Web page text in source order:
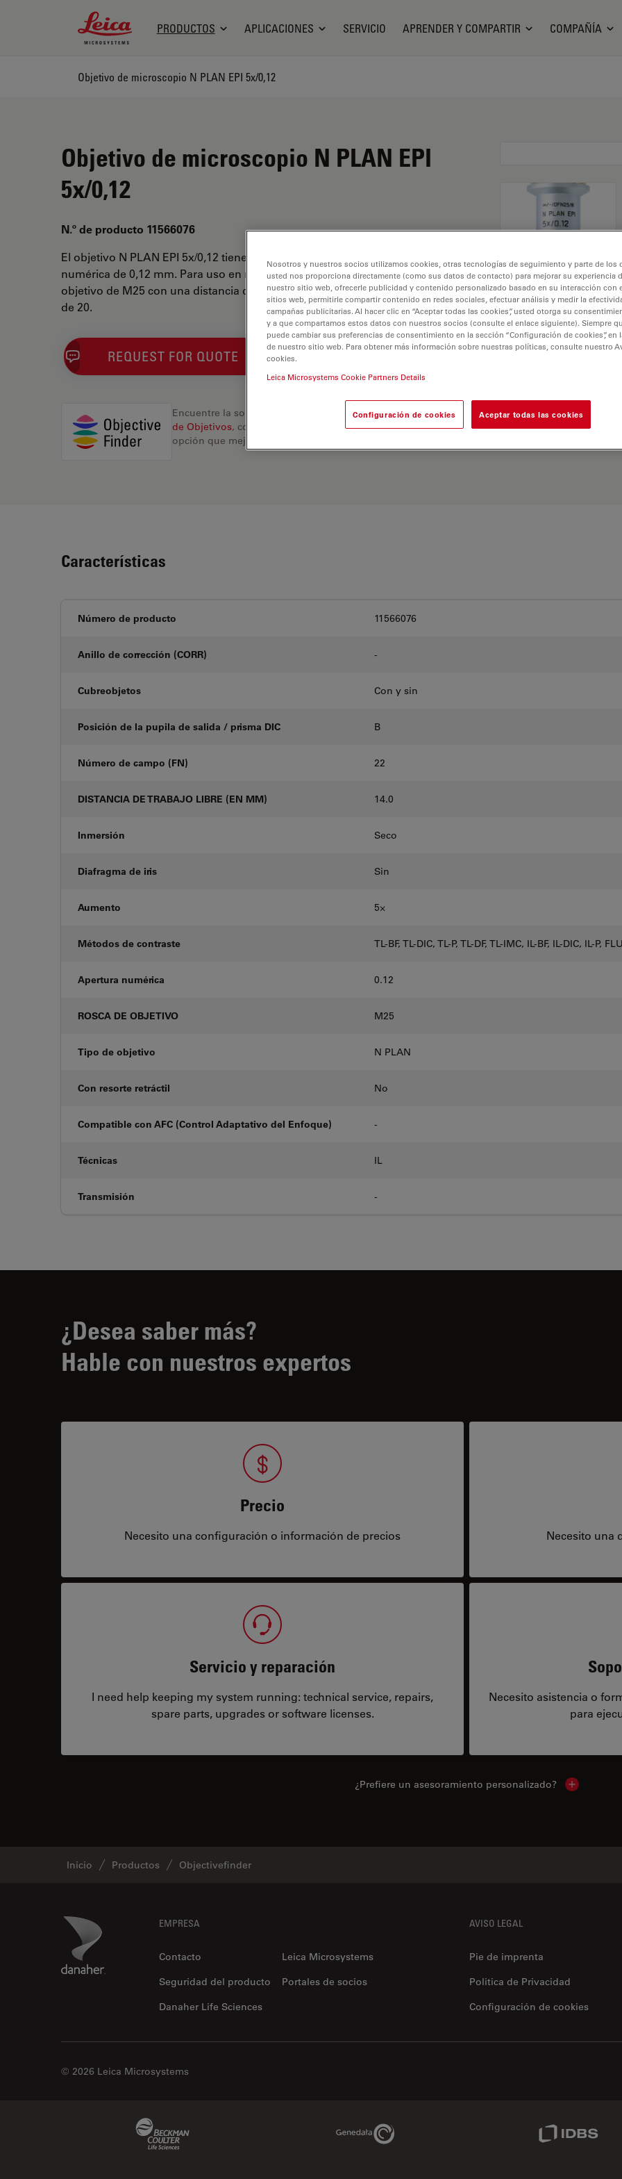
Leica Microsystems Logo
PRODUCTOS APLICACIONES SERVICIO APRENDER Y COMPARTIR COMPAÑÍA
Objetivo de microscopio N PLAN EPI 5x/0,12
Objetivo de microscopio N PLAN EPI
5x/0,12
N.º de producto 11566076
El objetivo N PLAN EPI 5x/0,12 tiene un aumento de 5X y una apertura
numérica de 0,12 mm. Para uso en medio seco y con una rosca de
objetivo de M25 con una distancia de trabajo libre de 0,3 mm y un FN
de 20.
REQUEST FOR QUOTE
Encuentre la solución ideal. Explore nuestroBuscador
de Objetivos, compare alternativas y encuentre la
opción que mejor se adapte a sus necesidades.
Características
Número de producto 11566076
Anillo de corrección (CORR) -
Cubreobjetos Con y sin
Posición de la pupila de salida / prisma DIC B
Número de campo (FN) 22
DISTANCIA DE TRABAJO LIBRE (EN MM) 14.0
Inmersión Seco
Diafragma de iris Sin
Aumento 5⨉
Métodos de contraste TL-BF, TL-DIC, TL-P, TL-DF, TL-IMC, IL-BF, IL-DIC, IL-P,
Apertura numérica 0.12
ROSCA DE OBJETIVO M25
Tipo de objetivo N PLAN
Con resorte retráctil No
Compatible con AFC (Control Adaptativo del Enfoque) -
Técnicas IL
Transmisión -
¿Desea saber más?
Hable con nuestros expertos
Precio
Necesito una configuración o información de precios Necesito una
Servicio y reparación
I need help keeping my system running: technical service, repairs,
spare parts, upgrades or software licenses.
Necesito asistencia o
para
¿Prefiere un asesoramiento personalizado? Show local
Inicio Productos Objectivefinder
Danaher Logo EMPRESA
Contacto
Leica Microsystems
Seguridad del producto
Portales de socios
Danaher Life Sciences
AVISO LEGAL
Pie de imprenta
Politica de Privacidad
Configuración de cookies
© 2026 Leica Microsystems
Genedata Link
Nosotros y nuestros socios utilizamos cookies, otras tecnologías de seguimiento y parte de los
usted nos proporciona directamente (como sus datos de contacto) para mejorar su experiencia
nuestro sitio web, ofrecerle publicidad y contenido personalizado basado en su interacción con
sitios web, permitirle compartir contenido en redes sociales, efectuar análisis y medir la
campañas publicitarias. Al hacer clic en “Aceptar todas las cookies”, usted otorga su
y a que compartamos estos datos con nuestros socios (consulte el enlace siguiente). Siempre
puede cambiar sus preferencias de consentimiento en la sección “Configuración de cookies”, en
de nuestro sitio web. Para obtener más información sobre nuestras políticas, consulte nuestro
cookies.
Leica Microsystems Cookie Partners Details
Configuración de cookies Aceptar todas las cookies